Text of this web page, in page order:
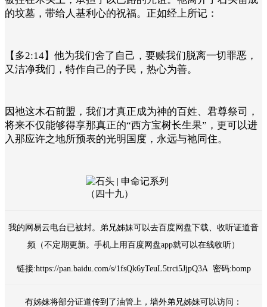
的坟墓，带给人基利心的祝福。正如经上所记：
【多2:14】他为我们舍了自己，要赎我们脱离一切罪恶，
又洁净我们，特作自己的子民，热心为善。
因祂这木石前盟，我们才真正成为神的百姓、君尊祭司，
将来不仅能够得享那真正的“西方宝树长生果”，更可以进
入那应许之地所预表的光明国度，永远与祂同住。
我的网易云电台已被封。弟兄姊妹可以去百度网盘下载、收听证道音
频（不定期更新。手机上用百度网盘app就可以在线收听）
链接:https://pan.baidu.com/s/1fsQk6yTeuL5trci5JjpQ3A 密码:bomp
有姊妹将部分证道传到了油管上，墙外弟兄姊妹可以访问：